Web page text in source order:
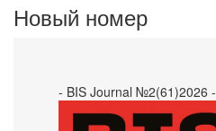
Новый номер
- BIS Journal №2(61)2026 -